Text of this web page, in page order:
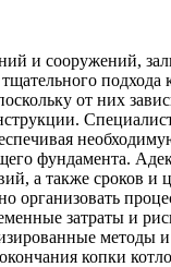
и сооружений,
подхода
от них
фундамента.
а также сроков и
организовать
затраты и
методы
копки